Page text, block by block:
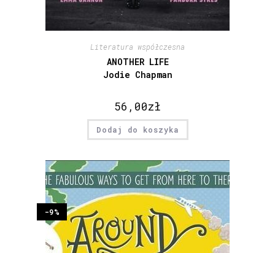
Literatura współczesna
ANOTHER LIFE
Jodie Chapman
56,00zł
Dodaj do koszyka
-9%